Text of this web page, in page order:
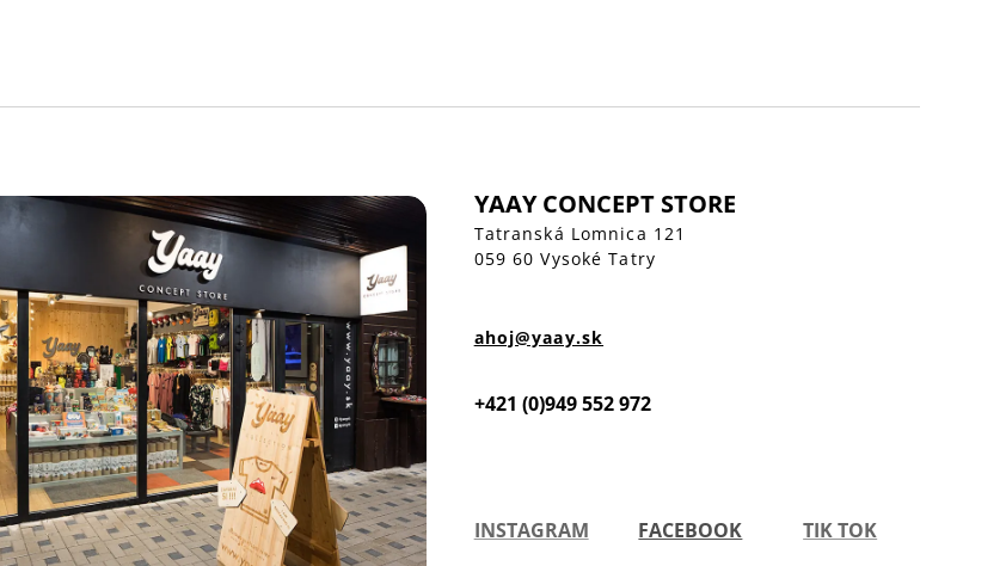
YAAY CONCEPT STORE
Tatranská Lomnica 121
059 60 Vysoké Tatry
ahoj@yaay.sk
+421 (0)949 552 972
INSTAGRAM FACEBOOK TIK TOK